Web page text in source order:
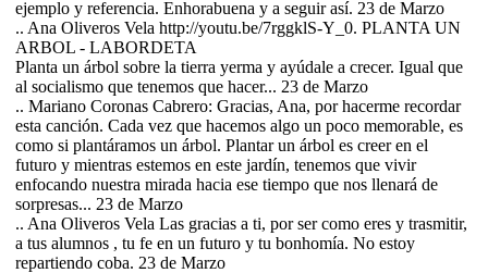
ejemplo y referencia. Enhorabuena y a seguir así. 23 de Marzo
.. Ana Oliveros Vela http://youtu.be/7rggklS-Y_0. PLANTA UN
ARBOL - LABORDETA
Planta un árbol sobre la tierra yerma y ayúdale a crecer. Igual que
al socialismo que tenemos que hacer... 23 de Marzo
.. Mariano Coronas Cabrero: Gracias, Ana, por hacerme recordar
esta canción. Cada vez que hacemos algo un poco memorable, es
como si plantáramos un árbol. Plantar un árbol es creer en el
futuro y mientras estemos en este jardín, tenemos que vivir
enfocando nuestra mirada hacia ese tiempo que nos llenará de
sorpresas... 23 de Marzo
.. Ana Oliveros Vela Las gracias a ti, por ser como eres y trasmitir,
a tus alumnos , tu fe en un futuro y tu bonhomía. No estoy
repartiendo coba. 23 de Marzo